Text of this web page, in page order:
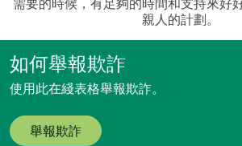
需要的時候，有足夠的時間和支持來好
親人的計劃。
如何舉報欺詐
使用此在綫表格舉報欺詐。
舉報欺詐